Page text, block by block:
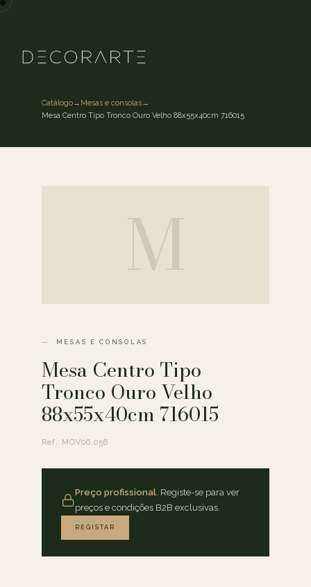
Catálogo→ Mesas e consolas→
Mesa Centro Tipo Tronco Ouro Velho 88x55x40cm 716015
M
MESAS E CONSOLAS
Mesa Centro Tipo
Tronco Ouro Velho
88x55x40cm 716015
Ref. MOV06.056
Preço profissional. Registe-se para ver
preços e condições B2B exclusivas.
REGISTAR